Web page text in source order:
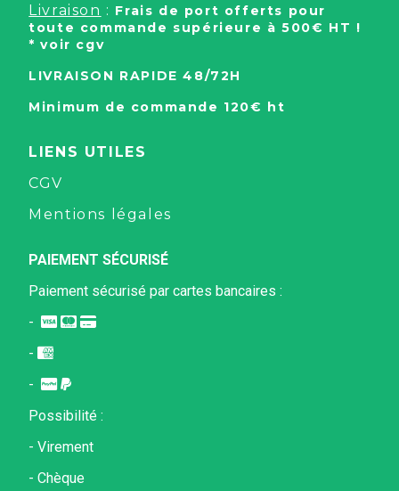
Livraison : Frais de port offerts pour
toute commande supérieure à 500€ HT !
* voir cgv
LIVRAISON RAPIDE 48/72H
Minimum de commande 120€ ht
LIENS UTILES
CGV
Mentions légales
PAIEMENT SÉCURISÉ
Paiement sécurisé parcartes bancaires :
-  
- 
- 
Possibilité :
- Virement
- Chèque